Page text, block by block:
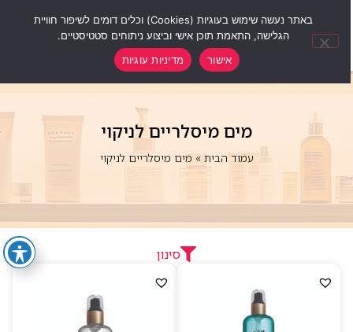
מים מיסלריים לניקוי
עמוד הבית»מים מיסלריים לניקוי
סינון
באתר נעשה שימוש בעוגיות (Cookies) וכלים דומים לשיפור חוויית
הגלישה, התאמת תוכן אישי וביצוע ניתוחים סטטיסטיים.
אישור
מדיניות עוגיות